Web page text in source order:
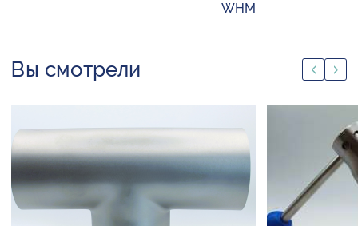
WHM
Вы смотрели